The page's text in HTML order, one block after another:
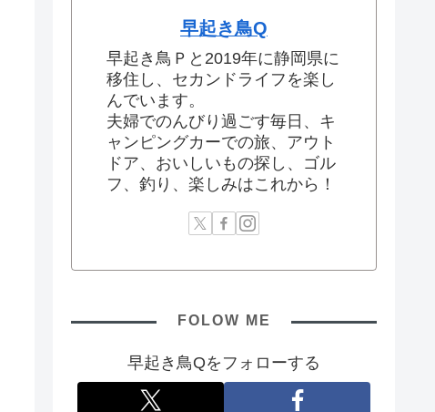
早起き鳥Q
早起き鳥Ｐと2019年に静岡県に
移住し、セカンドライフを楽し
んでいます。
夫婦でのんびり過ごす毎日、キ
ャンピングカーでの旅、アウト
ドア、おいしいもの探し、ゴル
フ、釣り、楽しみはこれから！
FOLOW ME
早起き鳥Qをフォローする